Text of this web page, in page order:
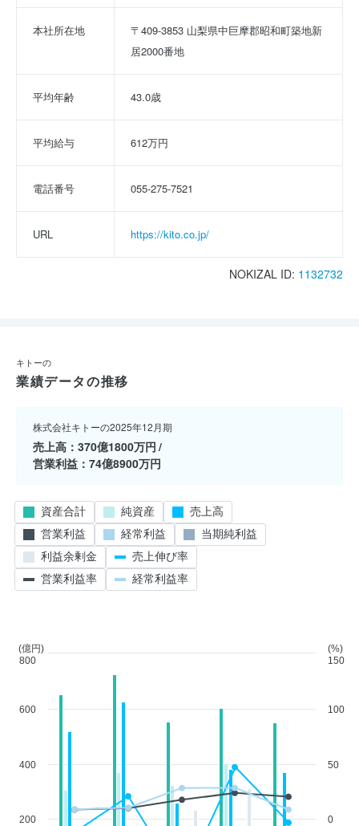
本社所在地
〒409-3853 山梨県中巨摩郡昭和町築地新
居2000番地
平均年齢 43.0歳
平均給与 612万円
電話番号 055-275-7521
URL https://kito.co.jp/
NOKIZAL ID: 1132732
キトーの
業績データの推移
株式会社キトーの2025年12月期
売上高
370億1800万円
営業利益
74億8900万円
200
400
600
(億円)
800
0
50
100
(%)
150
資産合計 純資産
売上高
営業利益
経常利益
当期純利益
利益余剰金
売上伸び率
営業利益率
経常利益率